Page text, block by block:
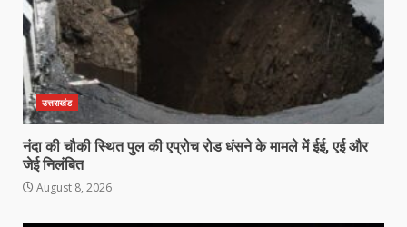
उत्तराखंड
नंदा की चौकी स्थित पुल की एप्रोच रोड धंसने के मामले में ईई, एई और
जेई निलंबित
August 8, 2026